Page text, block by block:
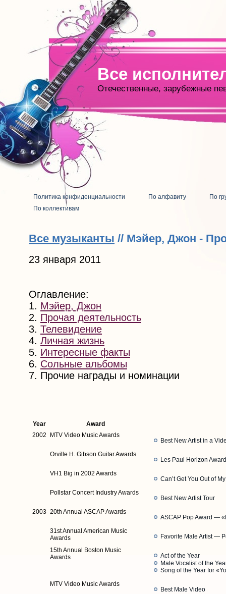
Все
Отечественные, зарубежные
Политика конфиденциальности По алфавиту
По
По коллективам
Все музыканты // Мэйер, Джон -
23 января 2011
Оглавление:
1. Мэйер, Джон
2. Прочая деятельность
3. Телевидение
4. Личная жизнь
5. Интересные факты
6. Сольные альбомы
7. Прочие награды и номинации
Year
Award
2002
MTV Video Music Awards
Best New Artist in a
Orville H. Gibson Guitar Awards
Les Paul Horizon Award
VH1 Big in 2002 Awards
Can’t Get You Out of
Pollstar Concert Industry Awards
Best New Artist Tour
2003 20th Annual ASCAP Awards
ASCAP Pop Award —
31st Annual American Music
Awards
Favorite Male Artist —
15th Annual Boston Music
Awards
Act of the Year
Male Vocalist of the
Song of the Year for
MTV Video Music Awards
Best Male Video